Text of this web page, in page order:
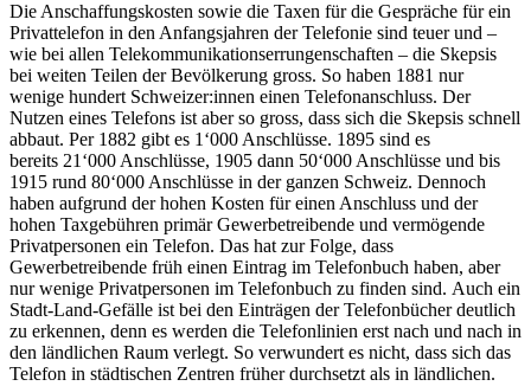
Die Anschaffungskosten sowie die Taxen für die Gespräche für ein
Privattelefon in den Anfangsjahren der Telefonie sind teuer und –
wie bei allen Telekommunikationserrungenschaften – die Skepsis
bei weiten Teilen der Bevölkerung gross. So haben 1881 nur
wenige hundert Schweizer:innen einen Telefonanschluss. Der
Nutzen eines Telefons ist aber so gross, dass sich die Skepsis schnell
abbaut. Per 1882 gibt es 1‘000 Anschlüsse. 1895 sind es
bereits 21‘000 Anschlüsse, 1905 dann 50‘000 Anschlüsse und bis
1915 rund 80‘000 Anschlüsse in der ganzen Schweiz. Dennoch
haben aufgrund der hohen Kosten für einen Anschluss und der
hohen Taxgebühren primär Gewerbetreibende und vermögende
Privatpersonen ein Telefon. Das hat zur Folge, dass
Gewerbetreibende früh einen Eintrag im Telefonbuch haben, aber
nur wenige Privatpersonen im Telefonbuch zu finden sind. Auch ein
Stadt-Land-Gefälle ist bei den Einträgen der Telefonbücher deutlich
zu erkennen, denn es werden die Telefonlinien erst nach und nach in
den ländlichen Raum verlegt. So verwundert es nicht, dass sich das
Telefon in städtischen Zentren früher durchsetzt als in ländlichen.